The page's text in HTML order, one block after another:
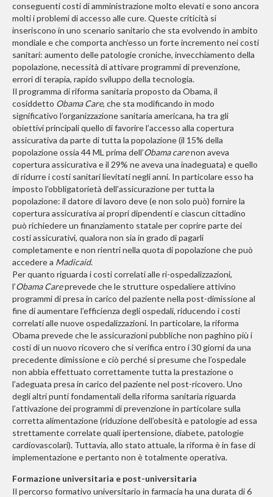
conseguenti costi di amministrazione molto elevati e sono ancora
molti i problemi di accesso alle cure. Queste criticità si
inseriscono in uno scenario sanitario che sta evolvendo in ambito
mondiale e che comporta anch’esso un forte incremento nei costi
sanitari: aumento delle patologie croniche, invecchiamento della
popolazione, necessità di attivare programmi di prevenzione,
errori di terapia, rapido sviluppo della tecnologia.
Il programma di riforma sanitaria proposto da Obama, il
cosiddetto Obama Care, che sta modificando in modo
significativo l’organizzazione sanitaria americana, ha tra gli
obiettivi principali quello di favorire l’accesso alla copertura
assicurativa da parte di tutta la popolazione (il 15% della
popolazione ossia 44 ML prima dell’Obama carenon aveva
copertura assicurativa e il 29% ne aveva una inadeguata) e quello
di ridurre i costi sanitari lievitati negli anni. In particolare esso ha
imposto l’obbligatorietà dell’assicurazione per tutta la
popolazione: il datore di lavoro deve (e non solo può) fornire la
copertura assicurativa ai propri dipendenti e ciascun cittadino
può richiedere un finanziamento statale per coprire parte dei
costi assicurativi, qualora non sia in grado di pagarli
completamente e non rientri nella quota di popolazione che può
accedere a Madicaid.
Per quanto riguarda i costi correlati alle ri-ospedalizzazioni,
l’Obama Careprevede che le strutture ospedaliere attivino
programmi di presa in carico del paziente nella post-dimissione al
fine di aumentare l’efficienza degli ospedali, riducendo i costi
correlati alle nuove ospedalizzazioni. In particolare, la riforma
Obama prevede che le assicurazioni pubbliche non paghino più i
costi di un nuovo ricovero che si verifica entro i 30 giorni da una
precedente dimissione e ciò perché si presume che l’ospedale
non abbia effettuato correttamente tutta la prestazione o
l’adeguata presa in carico del paziente nel post-ricovero. Uno
degli altri punti fondamentali della riforma sanitaria riguarda
l’attivazione dei programmi di prevenzione in particolare sulla
corretta alimentazione (riduzione dell’obesità e patologie ad essa
strettamente correlate quali ipertensione, diabete, patologie
cardiovascolari). Tuttavia, allo stato attuale, la riforma è in fase di
implementazione e pertanto non è totalmente operativa.
Formazione universitaria e post-universitaria
Il percorso formativo universitario in farmacia ha una durata di 6